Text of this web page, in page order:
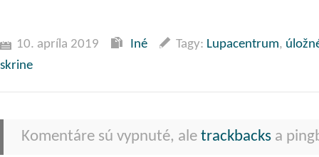
10. apríla 2019 Iné Tagy: Lupacentrum,
skrine
Komentáre sú vypnuté, ale trackbacks a